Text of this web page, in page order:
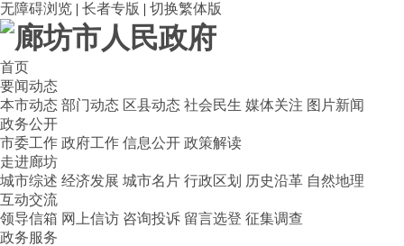
无障碍浏览 | 长者专版 | 切换繁体版
首页
要闻动态
本市动态 部门动态 区县动态 社会民生 媒体关注 图片新闻
政务公开
市委工作 政府工作 信息公开 政策解读
走进廊坊
城市综述 经济发展 城市名片 行政区划 历史沿革 自然地理
互动交流
领导信箱 网上信访 咨询投诉 留言选登 征集调查
政务服务